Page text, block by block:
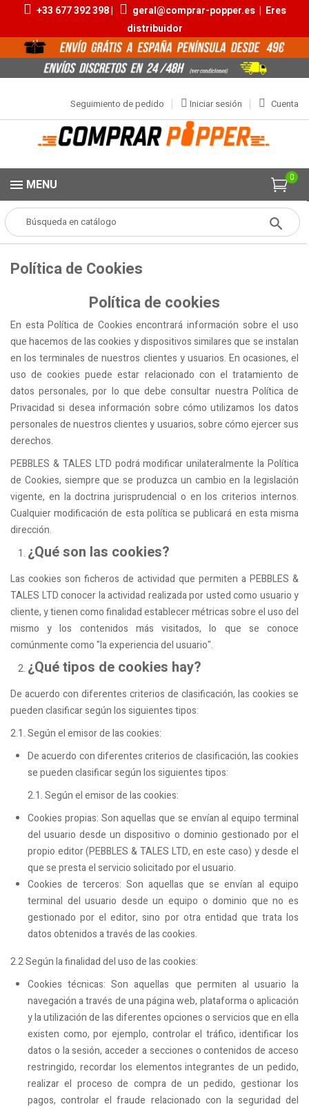
+33 677 392 398 | geral@comprar-popper.es| Eres
distribuidor
Cuenta
Iniciar sesión
Seguimiento de pedido
0
MENU
Popper Política de Cookies
Política de Cookies
Política de cookies
En esta Política de Cookies encontrará información sobre el uso
que hacemos de las cookies y dispositivos similares que se instalan
en los terminales de nuestros clientes y usuarios. En ocasiones, el
uso de cookies puede estar relacionado con el tratamiento de
datos personales, por lo que debe consultar nuestra Política de
Privacidad si desea información sobre cómo utilizamos los datos
personales de nuestros clientes y usuarios, sobre cómo ejercer sus
derechos.
PEBBLES & TALES LTD podrá modificar unilateralmente la Política
de Cookies, siempre que se produzca un cambio en la legislación
vigente, en la doctrina jurisprudencial o en los criterios internos.
Cualquier modificación de esta política se publicará en esta misma
dirección.
¿Qué son las cookies?
Las cookies son ficheros de actividad que permiten a PEBBLES &
TALES LTD conocer la actividad realizada por usted como usuario y
cliente, y tienen como finalidad establecer métricas sobre el uso del
mismo y los contenidos más visitados, lo que se conoce
comúnmente como "la experiencia del usuario".
¿Qué tipos de cookies hay?
De acuerdo con diferentes criterios de clasificación, las cookies se
pueden clasificar según los siguientes tipos:
2.1. Según el emisor de las cookies:
De acuerdo con diferentes criterios de clasificación, las cookies
se pueden clasificar según los siguientes tipos:
2.1. Según el emisor de las cookies:
Cookies propias: Son aquellas que se envían al equipo terminal
del usuario desde un dispositivo o dominio gestionado por el
propio editor (PEBBLES & TALES LTD, en este caso) y desde el
que se presta el servicio solicitado por el usuario.
Cookies de terceros: Son aquellas que se envían al equipo
terminal del usuario desde un equipo o dominio que no es
gestionado por el editor, sino por otra entidad que trata los
datos obtenidos a través de las cookies.
2.2 Según la finalidad del uso de las cookies:
Cookies técnicas: Son aquellas que permiten al usuario la
navegación a través de una página web, plataforma o aplicación
y la utilización de las diferentes opciones o servicios que en ella
existen como, por ejemplo, controlar el tráfico, identificar los
datos o la sesión, acceder a secciones o contenidos de acceso
restringido, recordar los elementos integrantes de un pedido,
realizar el proceso de compra de un pedido, gestionar los
pagos, controlar el fraude relacionado con la seguridad del